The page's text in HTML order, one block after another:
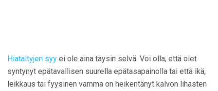
Hiataltyjen syy ei ole aina täysin selvä. Voi olla, että olet
syntynyt epätavallisen suurella epätasapainolla tai että ikä,
leikkaus tai fyysinen vamma on heikentänyt kalvon lihasten